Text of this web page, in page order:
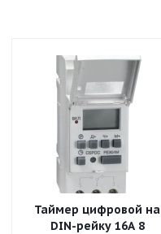
Таймер цифровой на
DIN-рейку 16A 8